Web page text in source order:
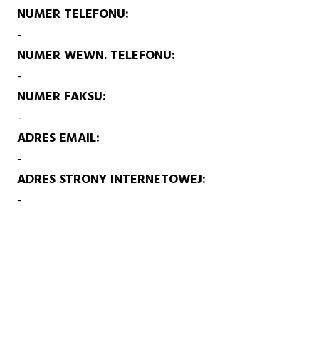
NUMER TELEFONU
-
NUMER WEWN. TELEFONU
-
NUMER FAKSU
-
ADRES EMAIL
-
ADRES STRONY INTERNETOWEJ
-